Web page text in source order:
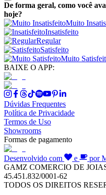
De forma geral, como você
hoje?
Muito
Insatisfeito
Regular
Satisfeito
Muito
BAIXE O APP:
Dúvidas Frequentes
Política de Privacidade
Termos de Uso
Showrooms
Formas de pagamento
Desenvolvido com e
por
GAMZ COMERCIO DE
45.451.832/0001-62
TODOS OS DIREITOS